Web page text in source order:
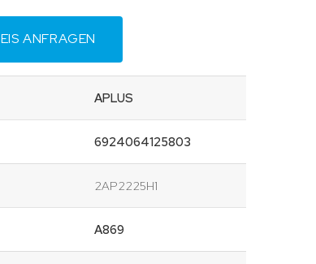
ANFRAGEN
APLUS
6924064125803
2AP2225H1
A869